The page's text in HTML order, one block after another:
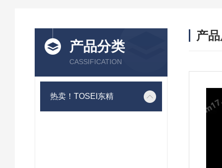
产品分类
CASSIFICATION
热卖！TOSEI东精
产